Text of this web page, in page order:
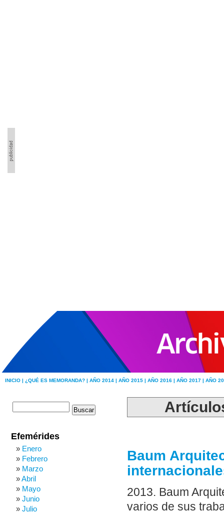
INICIO | ¿QUÉ ES MEMORANDA? | AÑO 2014 | AÑO 2015 | AÑO 2016 | AÑO 2017 | AÑO
Baum
2013. Baum
varios de sus
Efemérides
Enero
Febrero
Marzo
Abril
Mayo
Junio
Julio